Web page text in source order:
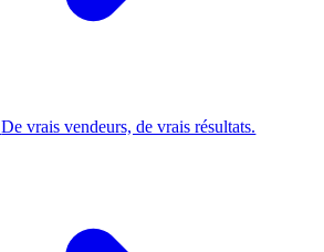
De vrais vendeurs, de vrais résultats.